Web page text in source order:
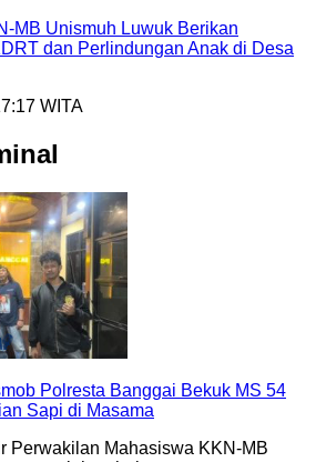
MB Unismuh Luwuk Berikan
dan Perlindungan Anak di Desa
WITA
Polresta Banggai Bekuk MS 54
Sapi di Masama